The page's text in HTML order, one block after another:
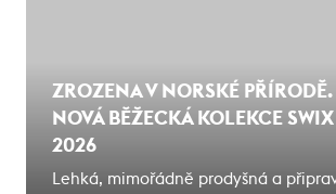
ZROZENA V NORSKÉ PŘÍRODĚ.
NOVÁ BĚŽECKÁ KOLEKCE SWIX
2026
Lehká, mimořádně prodyšná a